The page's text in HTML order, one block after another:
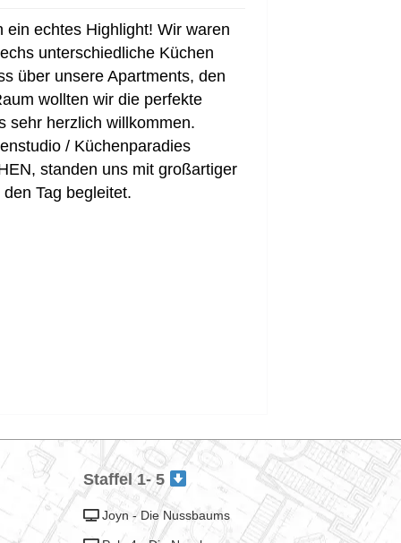
echtes Highlight! Wir waren
unterschiedliche Küchen
über unsere Apartments, den
wollten wir die perfekte
sehr herzlich willkommen.
/ Küchenparadies
standen uns mit großartiger
Tag begleitet.
Staffel 1- 5
Joyn - Die Nussbaums